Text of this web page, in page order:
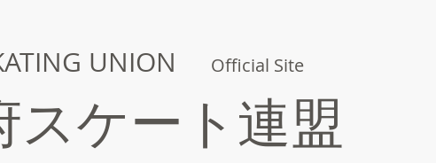
UNION Official Site
スケート連盟